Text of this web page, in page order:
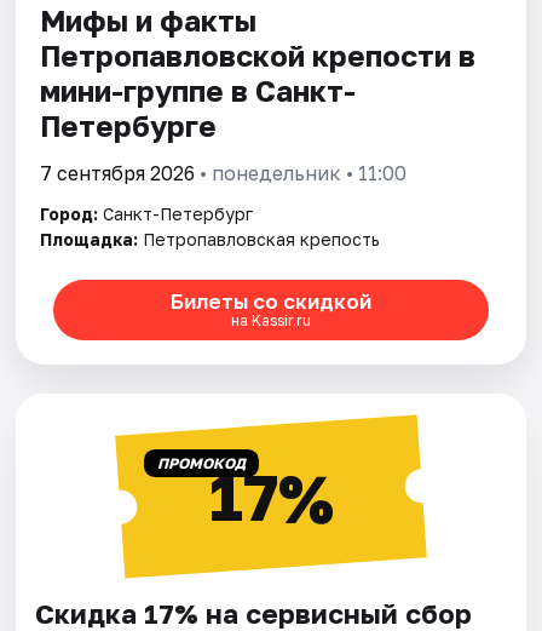
Города
Площадки
Артисты
Рейтинги
Мифы и факты
Петропавловской крепости в
мини-группе в Санкт-
Петербурге
7 сентября 2026 • понедельник • 11:00
Город: Санкт-Петербург
Площадка: Петропавловская крепость
Билеты со скидкой
на Kassir.ru
ПРОМОКОД17%
Скидка 17% на сервисный сбор